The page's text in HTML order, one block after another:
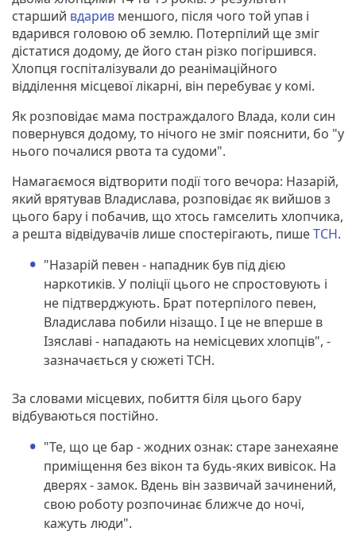
старший вдарив меншого, після чого той упав і
вдарився головою об землю. Потерпілий ще зміг
дістатися додому, де його стан різко погіршився.
Хлопця госпіталізували до реанімаційного
відділення місцевої лікарні, він перебуває у комі.
Як розповідає мама постраждалого Влада, коли син
повернувся додому, то нічого не зміг пояснити, бо "у
нього почалися рвота та судоми".
Намагаємося відтворити події того вечора: Назарій,
який врятував Владислава, розповідає як вийшов з
цього бару і побачив, що хтось гамселить хлопчика,
а решта відвідувачів лише спостерігають, пишеТСН.
"Назарій певен - нападник був під дією
наркотиків. У поліції цього не спростовують і
не підтверджують. Брат потерпілого певен,
Владислава побили нізащо. І це не вперше в
Ізяславі - нападають на немісцевих хлопців", -
зазначається у сюжеті ТСН.
За словами місцевих, побиття біля цього бару
відбуваються постійно.
"Те, що це бар - жодних ознак: старе занехаяне
приміщення без вікон та будь-яких вивісок. На
дверях - замок. Вдень він зазвичай зачинений,
свою роботу розпочинає ближче до ночі,
кажуть люди".